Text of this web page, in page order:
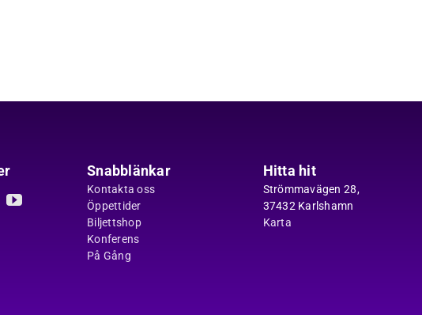
Snabblänkar
Kontakta oss
Öppettider
Biljettshop
Konferens
På Gång
Hitta hit
Strömmavägen 28,
37432 Karlshamn
Karta